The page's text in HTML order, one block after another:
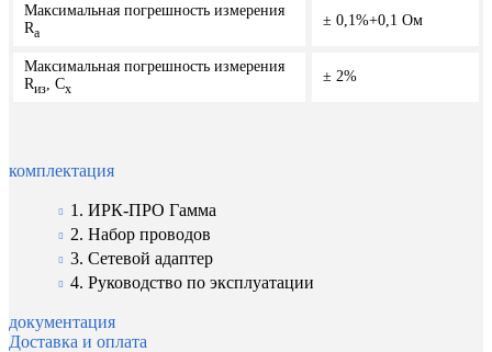
Максимальная погрешность измерения
Ra
± 0,1%+0,1 Ом
Максимальная погрешность измерения
Rиз , Cx
± 2%
комплектация
1. ИРК-ПРО Гамма
2. Набор проводов
3. Сетевой адаптер
4. Руководство по эксплуатации
документация
Доставка и оплата